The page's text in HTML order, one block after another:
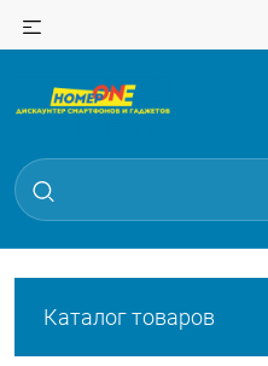
Каталог товаров
Для клиентов всех банков
Разбейте
без переплат